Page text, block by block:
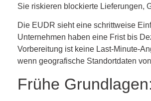
Sie riskieren blockierte Lieferungen,
Die EUDR sieht eine schrittweise
Unternehmen haben eine Frist bis
Vorbereitung ist keine Last-Minute-
wenn geografische Standortdaten
Frühe